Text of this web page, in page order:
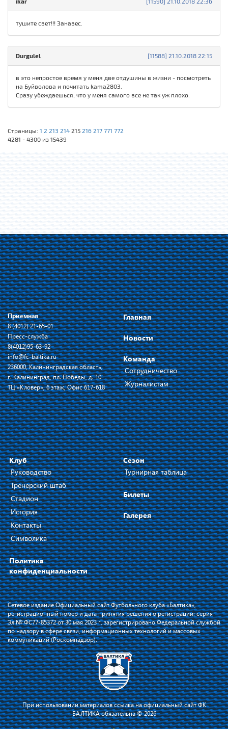
тушите свет!!! Занавес.
[11588] 21.10.2018 22:15
Durgulel
в это непростое время у меня две отдушины в жизни - посмотреть
на Буйволова и почитать kama2803.
Сразу убеждаешься, что у меня самого все не так уж плохо.
Страницы: 1 2 213 214 215 216 217 771 772
4281 - 4300 из 15439
Приемная
8 (4012) 21-65-01
Пресс-служба
8(4012)95-63-92
info@fc-baltika.ru
236000, Калининградская область,
г. Калининград, пл. Победы, д. 10
ТЦ «Кловер», 6 этаж, Офис 617-618
Главная
Новости
Команда
Сотрудничество
Журналистам
Клуб
Руководство
Тренерский штаб
Стадион
История
Контакты
Символика
Политика
конфиденциальности
Сезон
Турнирная таблица
Билеты
Галерея
Сетевое издание Официальный сайт Футбольного клуба «Балтика»,
регистрационный номер и дата принятия решения о регистрации: серия
Эл № ФС77-85372 от 30 мая 2023 г, зарегистрировано Федеральной службой
по надзору в сфере связи, информационных технологий и массовых
коммуникаций (Роскомнадзор).
При использовании материалов ссылка на официальный сайт ФК
БАЛТИКА обязательна © 2026